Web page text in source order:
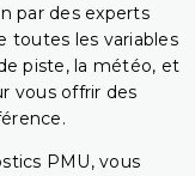
par des experts
toutes les variables
piste, la météo, et
vous offrir des
PMU, vous